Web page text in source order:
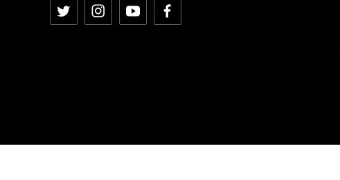
Twitter InstagramYouTubeFacebook